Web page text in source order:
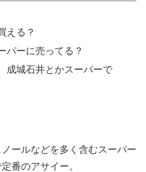
える？
パーに売ってる？
成城石井とかスーパーで
ールなどを多く含むスーパー
番のアサイー。